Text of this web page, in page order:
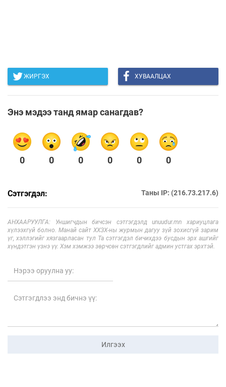
ЖИРГЭХ ХУВААЛЦАХ
Энэ мэдээ танд ямар санагдав?
0 0 0 0 0 0
Сэтгэгдэл: Таны IP: (216.73.217.6)
АНХААРУУЛГА: Уншигчдын бичсэн сэтгэгдэлд unuudur.mn хариуцлага
хүлээхгүй болно. Манай сайт ХХЗХ-ны журмын дагуу зүй зохисгүй зарим
үг, хэллэгийг хязгаарласан тул Та сэтгэгдэл бичихдээ бусдын эрх ашгийг
хүндэтгэн үзнэ үү. Хэм хэмжээ зөрчсөн сэтгэгдлийг админ устгах эрхтэй.
Илгээх